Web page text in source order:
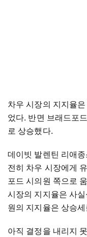
차우 시장의 지지율
었다. 반면 브래드포
로 상승했다.
데이빗 발렌틴 리애
전히 차우 시장에게
포드 시의원 쪽으로
시장의 지지율은 사
원의 지지율은 상승
아직 결정을 내리지